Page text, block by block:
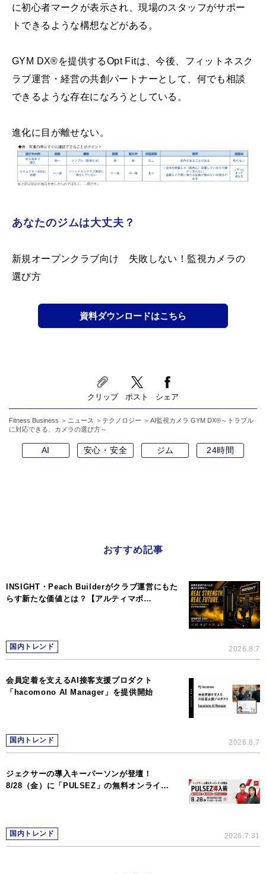
に初心者マークが表示され、現場のスタッフがサポー
トできるような構想などがある。
GYM DX®︎を提供するOpt Fitは、今後、フィットネスク
ラブ運営・経営の共創パートナーとして、何でも相談
できるような存在になろうとしている。
進化に目が離せない。
あなたのジムは大丈夫？
新規オープンクラブ向け 失敗しない！監視カメラの
選び方
資料ダウンロードはこちら
クリップ ポスト シェア
Fitness Business ニュース テクノロジー
AI監視カメラ GYM DX®～トラブル
に対応できる、カメラの選び方～
AI 安心・安全 ジム 24時間
おすすめ記事
INSIGHT・Peach Builderがクラブ運営にもた
らす新たな価値とは？【アルティマボ…
国内トレンド 2026.8.7
会員定着を支えるAI接客支援プロダクト
「hacomono AI Manager」を提供開始
国内トレンド 2026.8.7
ジェクサーの導入キーパーソンが登壇！
8/28（金）に「PULSEZ」の無料オンライ…
国内トレンド 2026.7.31